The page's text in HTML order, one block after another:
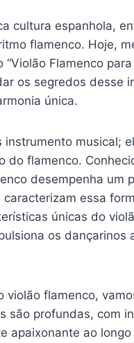
cultura espanhola,
flamenco. Hoje,
Flamenco
os segredos desse
única.
musical;
do flamenco.
desempenha um
essa
únicas do
os dançarinos
flamenco,
são profundas, com
apaixonante ao